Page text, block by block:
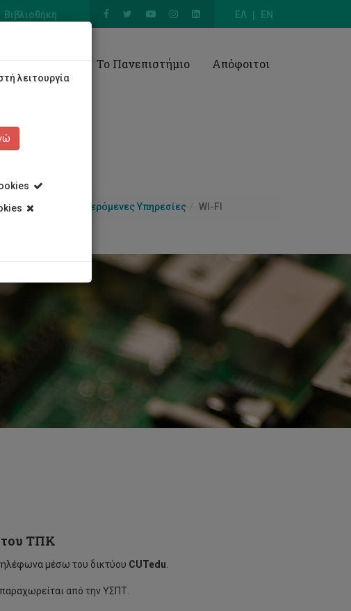
ΕΛ EN
Βιβλιοθήκη
Έρευνα Το Πανεπιστήμιο Απόφοιτοι
Προσφερόμενες Υπηρεσίες WI-FI
του ΤΠΚ
μέσω του δικτύου CUTedu
από την ΥΣΠΤ.
λειτουργία